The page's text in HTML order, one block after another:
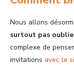
Nous allons
surtout pas
complexe de
invitations avec le